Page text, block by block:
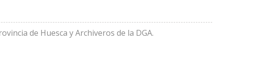
de Huesca y Archiveros de la DGA.